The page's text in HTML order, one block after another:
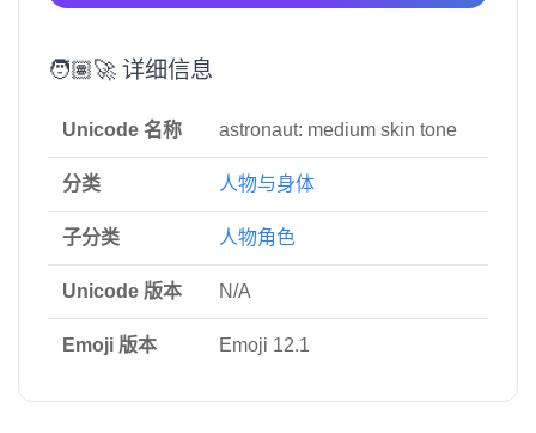
🧑🏽‍🚀 详细信息
Unicode 名称 astronaut: medium skin tone
分类 人物与身体
子分类 人物角色
Unicode 版本 N/A
Emoji 版本 Emoji 12.1